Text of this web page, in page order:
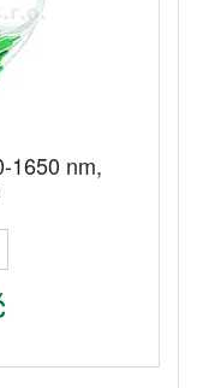
1650 nm,